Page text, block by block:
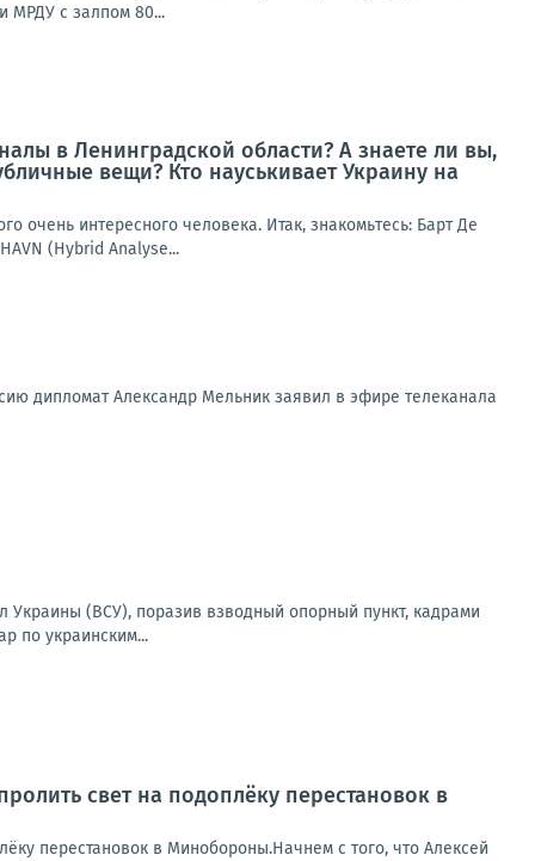
МРДУ с залпом 80...
в Ленинградской области? А знаете ли вы,
вещи? Кто науськивает Украину на
очень интересного человека. Итак, знакомьтесь: Барт Де
(Hybrid Analyse...
дипломат Александр Мельник заявил в эфире телеканала
(ВСУ), поразив взводный опорный пункт, кадрами
по украинским...
свет на подоплёку перестановок в
перестановок в Минобороны.Начнем с того, что Алексей